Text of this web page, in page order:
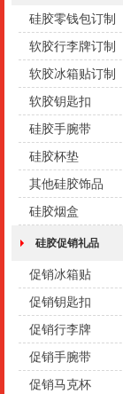
硅胶零钱包订制
软胶行李牌订制
软胶冰箱贴订制
软胶钥匙扣
硅胶手腕带
硅胶杯垫
其他硅胶饰品
硅胶烟盒
硅胶促销礼品
促销冰箱贴
促销钥匙扣
促销行李牌
促销手腕带
促销马克杯